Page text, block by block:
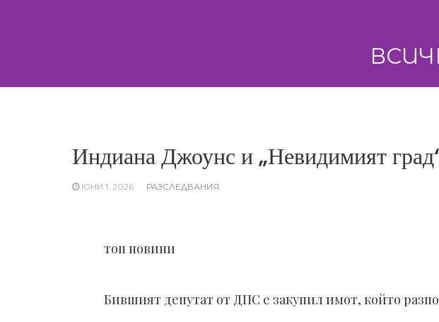
Индиана Джоунс и „Невидимият
ЮНИ 1, 2026 РАЗСЛЕДВАНИЯ
топ новини
Бившият депутат от ДПС е закупил имот, който